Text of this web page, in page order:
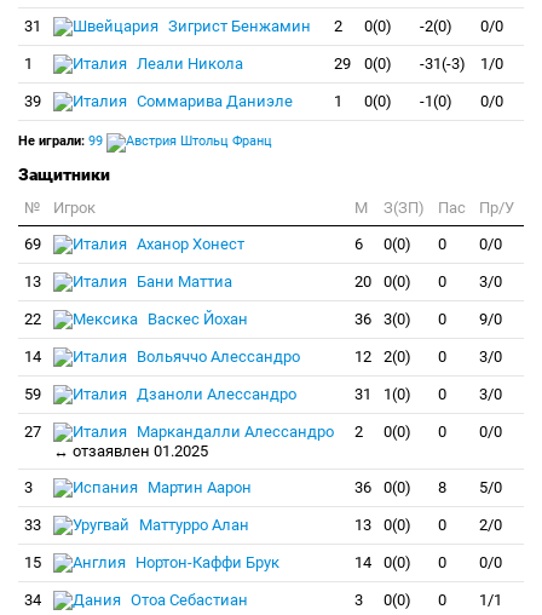
31 Зигрист Бенжамин 2 0(0) -2(0) 0/0
1 Леали Никола 29 0(0) -31(-3) 1/0
39 Соммарива Даниэле 1 0(0) -1(0) 0/0
Не играли: 99 Штольц Франц
Защитники
№ Игрок M З(ЗП) Пас
Пр/У
69
Аханор Хонест 6 0(0) 0 0/0
13 Бани Маттиа 20 0(0) 0 3/0
22 Васкес Йохан 36 3(0) 0 9/0
14 Вольяччо Алессандро 12 2(0) 0 3/0
59 Дзаноли Алессандро 31 1(0) 0 3/0
27
Маркандалли Алессандро
↔ отзаявлен 01.2025
2 0(0) 0 0/0
3 Мартин Аарон 36 0(0) 8 5/0
33 Маттурро Алан 13 0(0) 0 2/0
15 Нортон-Каффи Брук 14 0(0) 0 0/0
34 Отоа Себастиан 3 0(0) 0 1/1